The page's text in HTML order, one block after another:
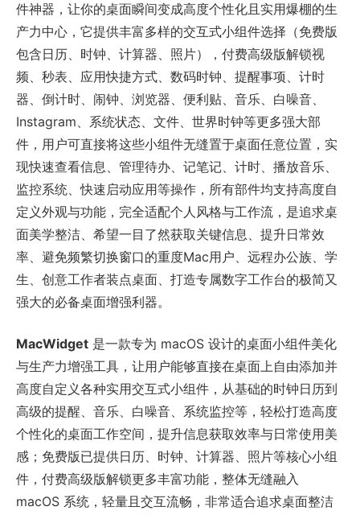
件神器，让你的桌面瞬间变成高度个性化且实用爆棚的生
产力中心，它提供丰富多样的交互式小组件选择（免费版
包含日历、时钟、计算器、照片），付费高级版解锁视
频、秒表、应用快捷方式、数码时钟、提醒事项、计时
器、倒计时、闹钟、浏览器、便利贴、音乐、白噪音、
Instagram、系统状态、文件、世界时钟等更多强大部
件，用户可直接将这些小组件无缝置于桌面任意位置，实
现快速查看信息、管理待办、记笔记、计时、播放音乐、
监控系统、快速启动应用等操作，所有部件均支持高度自
定义外观与功能，完全适配个人风格与工作流，是追求桌
面美学整洁、希望一目了然获取关键信息、提升日常效
率、避免频繁切换窗口的重度Mac用户、远程办公族、学
生、创意工作者装点桌面、打造专属数字工作台的极简又
强大的必备桌面增强利器。
MacWidget 是一款专为 macOS 设计的桌面小组件美化
与生产力增强工具，让用户能够直接在桌面上自由添加并
高度自定义各种实用交互式小组件，从基础的时钟日历到
高级的提醒、音乐、白噪音、系统监控等，轻松打造高度
个性化的桌面工作空间，提升信息获取效率与日常使用美
感；免费版已提供日历、时钟、计算器、照片等核心小组
件，付费高级版解锁更多丰富功能，整体无缝融入
macOS 系统，轻量且交互流畅，非常适合追求桌面整洁